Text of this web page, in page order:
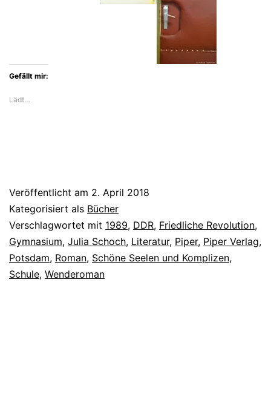
Enttäuschungen
Gefällt mir:
Lädt…
Veröffentlicht am 2. April 2018
Kategorisiert als Bücher
Verschlagwortet mit 1989, DDR, Friedliche Revolution,
Gymnasium, Julia Schoch, Literatur, Piper, Piper Verlag,
Potsdam, Roman, Schöne Seelen und Komplizen,
Schule, Wenderoman